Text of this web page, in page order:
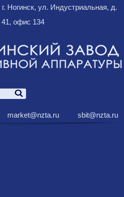
Ногинск, ул. Индустриальная, д.
41, офис 134
market@nzta.ru sbit@nzta.ru